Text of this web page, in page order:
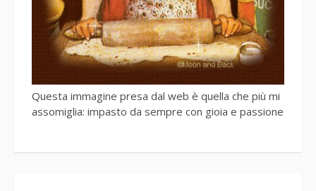
Questa immagine presa dal web è quella che più mi
assomiglia: impasto da sempre con gioia e passione